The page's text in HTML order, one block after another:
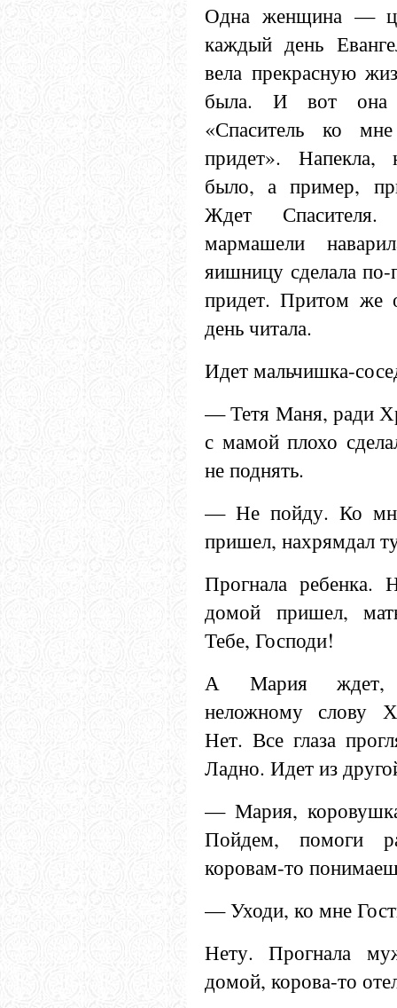
Одна женщина —
каждый день
вела прекрасную
была. И вот она
«Спаситель ко мне
придет». Напекла,
было, а пример,
Ждет Спасителя.
мармашели
яишницу сделала
придет. Притом же
день читала.
Идет мальчишка-
— Тетя Маня, ради
с мамой плохо
не поднять.
— Не пойду. Ко
пришел, нахрямдал
Прогнала ребенка.
домой пришел,
Тебе, Господи!
А Мария ждет,
неложному слову
Нет. Все глаза
Ладно. Идет из
— Мария,
Пойдем, помоги
коровам-то
— Уходи, ко мне
Нету. Прогнала
домой, корова-то